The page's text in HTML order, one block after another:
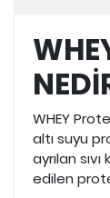
WHEY
altı suyu
ayrılan
edilen